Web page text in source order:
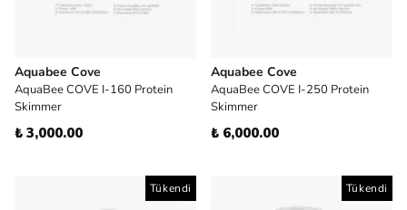
Aquabee Cove
AquaBee COVE I-160 Protein
Skimmer
₺ 3,000.00
Aquabee Cove
AquaBee COVE I-250 Protein
Skimmer
₺ 6,000.00
Tükendi Tükendi